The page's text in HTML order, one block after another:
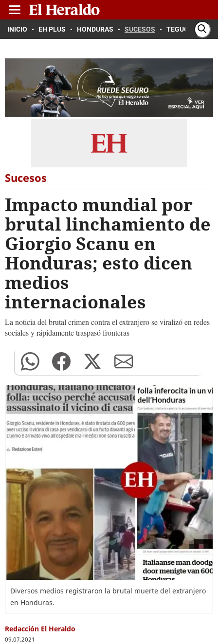
INICIO EH PLUS HONDURAS SUCESOS TEGUCIGALPA
Sucesos
Impacto mundial por
brutal linchamiento de
Giorgio Scanu en
Honduras; esto dicen
medios
internacionales
La noticia del brutal crimen contra el extranjero se viralizó en redes
sociales y rápidamente traspasó fronteras
Diversos medios registraron la brutal muerte del extranjero
en Honduras.
Redacción El Heraldo
09.07.2021